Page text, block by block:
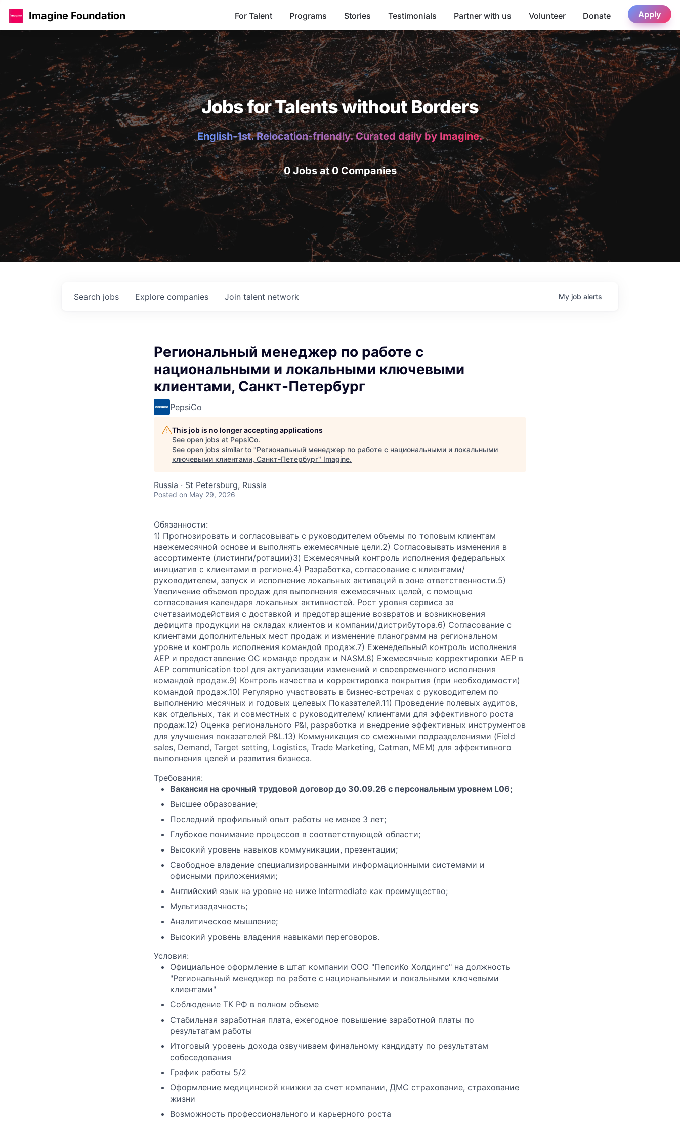
Imagine Foundation For Talent Programs Stories Testimonials Partner with us Volunteer Donate Apply
Jobs for Talents without Borders
English-1st. Relocation-friendly. Curated daily by Imagine.
0 Jobs at 0 Companies
Search jobs Explore companies Join talent network My job alerts
Региональный менеджер по работе с
национальными и локальными ключевыми
клиентами, Санкт-Петербург
PepsiCo
This job is no longer accepting applications
See open jobs at PepsiCo.
See open jobs similar to "Региональный менеджер по работе с национальными и локальными
ключевыми клиентами, Санкт-Петербург" Imagine.
Russia · St Petersburg, Russia
Posted on May 29, 2026
Обязанности:
1) Прогнозировать и согласовывать с руководителем объемы по топовым клиентам
наежемесячной основе и выполнять ежемесячные цели.2) Согласовывать изменения в
ассортименте (листинги/ротации)3) Ежемесячный контроль исполнения федеральных
инициатив с клиентами в регионе.4) Разработка, согласование с клиентами/
руководителем, запуск и исполнение локальных активаций в зоне ответственности.5)
Увеличение объемов продаж для выполнения ежемесячных целей, с помощью
согласования календаря локальных активностей. Рост уровня сервиса за
счетвзаимодействия с доставкой и предотвращение возвратов и возникновения
дефицита продукции на складах клиентов и компании/дистрибутора.6) Согласование с
клиентами дополнительных мест продаж и изменение планограмм на региональном
уровне и контроль исполнения командой продаж.7) Еженедельный контроль исполнения
АЕР и предоставление ОС команде продаж и NASM.8) Ежемесячные корректировки АЕР в
AEP communication tool для актуализации изменений и своевременного исполнения
командой продаж.9) Контроль качества и корректировка покрытия (при необходимости)
командой продаж.10) Регулярно участвовать в бизнес-встречах с руководителем по
выполнению месячных и годовых целевых Показателей.11) Проведение полевых аудитов,
как отдельных, так и совместных с руководителем/ клиентами для эффективного роста
продаж.12) Оценка регионального P&l, разработка и внедрение эффективных инструментов
для улучшения показателей P&L.13) Коммуникация со смежными подразделениями (Field
sales, Demand, Target setting, Logistics, Trade Marketing, Catman, MEM) для эффективного
выполнения целей и развития бизнеса.
Требования:
Вакансия на срочный трудовой договор до 30.09.26 с персональным уровнем L06;
Высшее образование;
Последний профильный опыт работы не менее 3 лет;
Глубокое понимание процессов в соответствующей области;
Высокий уровень навыков коммуникации, презентации;
Свободное владение специализированными информационными системами и
офисными приложениями;
Английский язык на уровне не ниже Intermediate как преимущество;
Мультизадачность;
Аналитическое мышление;
Высокий уровень владения навыками переговоров.
Условия:
Официальное оформление в штат компании ООО "ПепсиКо Холдингс" на должность
"Региональный менеджер по работе с национальными и локальными ключевыми
клиентами"
Соблюдение ТК РФ в полном объеме
Стабильная заработная плата, ежегодное повышение заработной платы по
результатам работы
Итоговый уровень дохода озвучиваем финальному кандидату по результатам
собеседования
График работы 5/2
Оформление медицинской книжки за счет компании, ДМС страхование, страхование
жизни
Возможность профессионального и карьерного роста